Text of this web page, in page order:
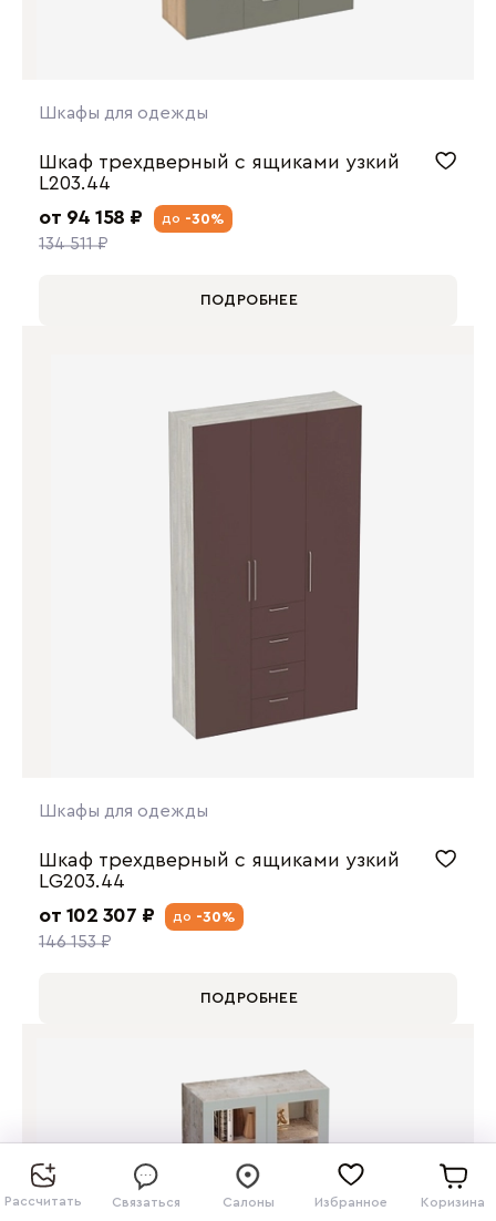
Шкафы для одежды
Шкаф трехдверный с ящиками узкий
L203.44
от 94 158 ₽
134 511 ₽
до -30%
ПОДРОБНЕЕ
Шкафы для одежды
Шкаф трехдверный с ящиками узкий
LG203.44
от 102 307 ₽
146 153 ₽
до -30%
ПОДРОБНЕЕ
Рассчитать Связаться Салоны Избранное Коризина